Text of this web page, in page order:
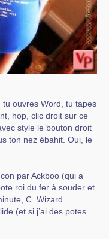
tu ouvres Word, tu tapes
hop, clic droit sur ce
style le bouton droit
ton nez ébahit. Oui, le
par Ackboo (qui a
roi du fer à souder et
C_Wizard
(et si j’ai des potes